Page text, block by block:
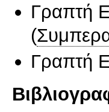
Γραπτή
(
Γραπτή